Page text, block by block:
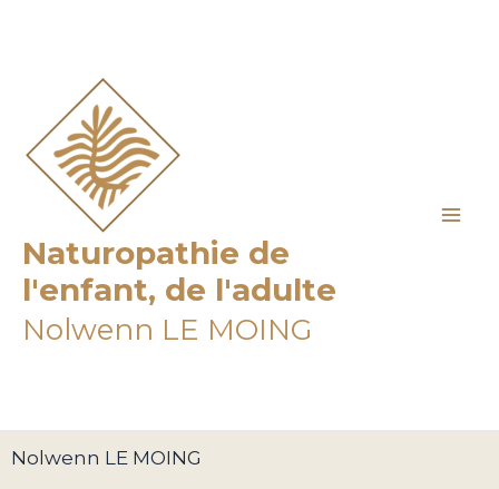
Naturopathie de
l'enfant, de l'adulte
Nolwenn LE MOING
Nolwenn LE MOING